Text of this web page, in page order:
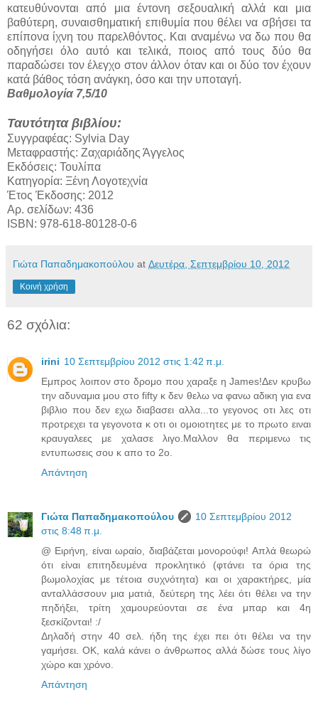
κατευθύνονται από μια έντονη σεξουαλική αλλά και μια
βαθύτερη, συναισθηματική επιθυμία που θέλει να σβήσει τα
επίπονα ίχνη του παρελθόντος. Και αναμένω να δω που θα
οδηγήσει όλο αυτό και τελικά, ποιος από τους δύο θα
παραδώσει τον έλεγχο στον άλλον όταν και οι δύο τον έχουν
κατά βάθος τόση ανάγκη, όσο και την υποταγή.
Βαθμολογία 7,5/10
Ταυτότητα βιβλίου:
Συγγραφέας: Sylvia Day
Μεταφραστής: Ζαχαριάδης Άγγελος
Εκδόσεις: Τουλίπα
Κατηγορία: Ξένη Λογοτεχνία
Έτος Έκδοσης: 2012
Αρ. σελίδων: 436
ISBN: 978-618-80128-0-6
Γιώτα Παπαδημακοπούλου at Δευτέρα, Σεπτεμβρίου 10, 2012
Κοινή χρήση
62 σχόλια:
irini 10 Σεπτεμβρίου 2012 στις 1:42 π.μ.
Εμπρος λοιπον στο δρομο που χαραξε η James!Δεν κρυβω
την αδυναμια μου στο fifty κ δεν θελω να φανω αδικη για ενα
βιβλιο που δεν εχω διαβασει αλλα...το γεγονος οτι λες οτι
προτρεχει τα γεγονοτα κ οτι οι ομοιοτητες με το πρωτο ειναι
κραυγαλεες με χαλασε λιγο.Μαλλον θα περιμενω τις
εντυπωσεις σου κ απο το 2ο.
Απάντηση
Γιώτα Παπαδημακοπούλου
10 Σεπτεμβρίου 2012
στις 8:48 π.μ.
@ Ειρήνη, είναι ωραίο, διαβάζεται μονορούφι! Απλά θεωρώ
ότι είναι επιτηδευμένα προκλητικό (φτάνει τα όρια της
βωμολοχίας με τέτοια συχνότητα) και οι χαρακτήρες, μία
ανταλλάσσουν μια ματιά, δεύτερη της λέει ότι θέλει να την
πηδήξει, τρίτη χαμουρεύονται σε ένα μπαρ και 4η
ξεσκίζονται! :/
Δηλαδή στην 40 σελ. ήδη της έχει πει ότι θέλει να την
γαμήσει. ΟΚ, καλά κάνει ο άνθρωπος αλλά δώσε τους λίγο
χώρο και χρόνο.
Απάντηση